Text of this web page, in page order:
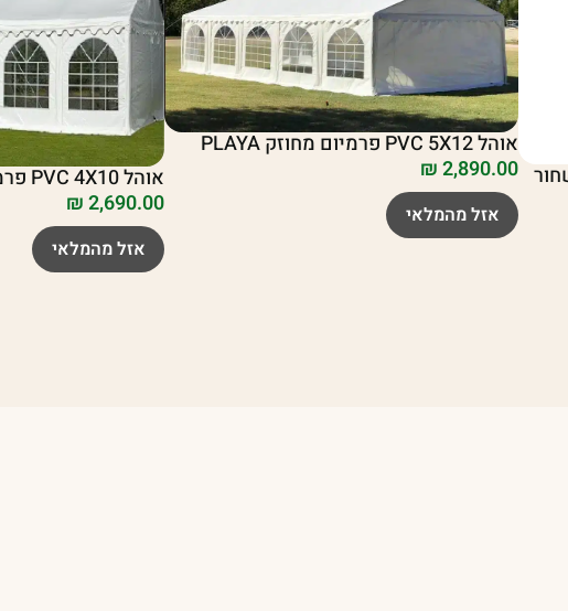
אוהל PVC 5X12 פרמיום מחוזק PLAYA
₪2,890.00
אזל מהמלאי
אוהל PVC 4X10 פרמיום מחוזק PLAYA
₪2,690.00
אזל מהמלאי